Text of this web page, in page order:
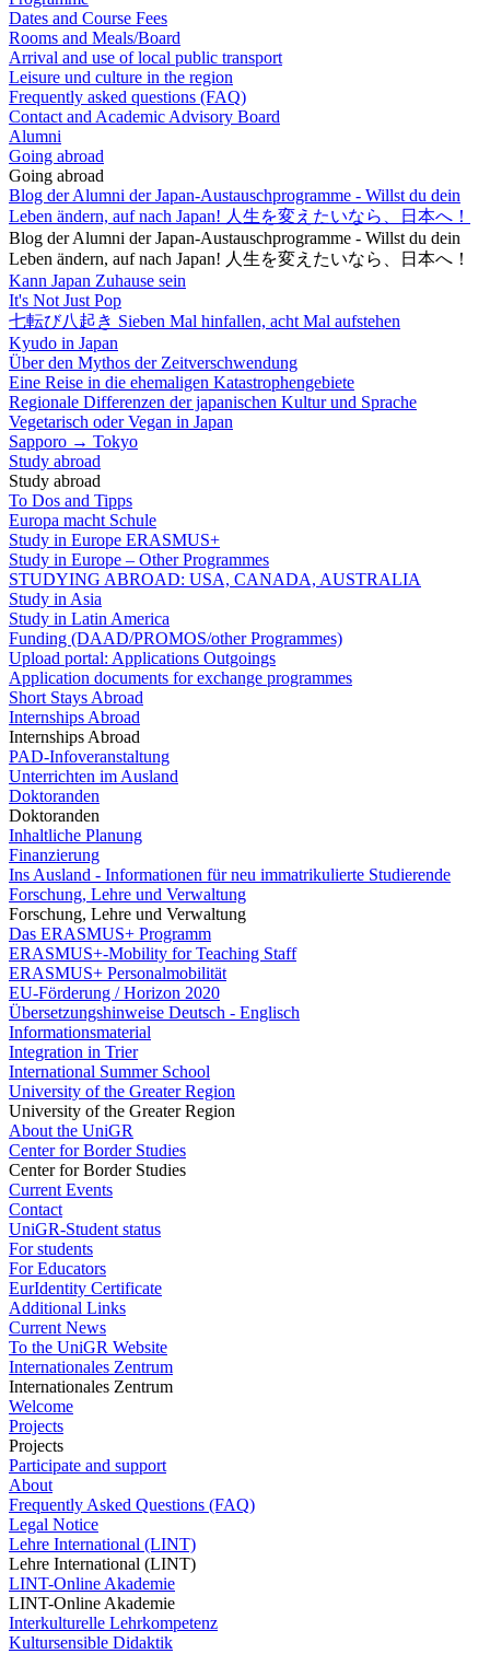
Dates and Course Fees
Rooms and Meals/Board
Arrival and use of local public transport
Leisure und culture in the region
Frequently asked questions (FAQ)
Contact and Academic Advisory Board
Alumni
Going abroad
Going abroad
Blog der Alumni der Japan-Austauschprogramme - Willst du dein
Leben ändern, auf nach Japan! 人生を変えたいなら、日本へ！
Blog der Alumni der Japan-Austauschprogramme - Willst du dein
Leben ändern, auf nach Japan! 人生を変えたいなら、日本へ！
Kann Japan Zuhause sein
It's Not Just Pop
七転び八起き Sieben Mal hinfallen, acht Mal aufstehen
Kyudo in Japan
Über den Mythos der Zeitverschwendung
Eine Reise in die ehemaligen Katastrophengebiete
Regionale Differenzen der japanischen Kultur und Sprache
Vegetarisch oder Vegan in Japan
Sapporo → Tokyo
Study abroad
Study abroad
To Dos and Tipps
Europa macht Schule
Study in Europe ERASMUS+
Study in Europe – Other Programmes
STUDYING ABROAD: USA, CANADA, AUSTRALIA
Study in Asia
Study in Latin America
Funding (DAAD/PROMOS/other Programmes)
Upload portal: Applications Outgoings
Application documents for exchange programmes
Short Stays Abroad
Internships Abroad
Internships Abroad
PAD-Infoveranstaltung
Unterrichten im Ausland
Doktoranden
Doktoranden
Inhaltliche Planung
Finanzierung
Ins Ausland - Informationen für neu immatrikulierte Studierende
Forschung, Lehre und Verwaltung
Forschung, Lehre und Verwaltung
Das ERASMUS+ Programm
ERASMUS+-Mobility for Teaching Staff
ERASMUS+ Personalmobilität
EU-Förderung / Horizon 2020
Übersetzungshinweise Deutsch - Englisch
Informationsmaterial
Integration in Trier
International Summer School
University of the Greater Region
University of the Greater Region
About the UniGR
Center for Border Studies
Center for Border Studies
Current Events
Contact
UniGR-Student status
For students
For Educators
EurIdentity Certificate
Additional Links
Current News
To the UniGR Website
Internationales Zentrum
Internationales Zentrum
Welcome
Projects
Projects
Participate and support
About
Frequently Asked Questions (FAQ)
Legal Notice
Lehre International (LINT)
Lehre International (LINT)
LINT-Online Akademie
LINT-Online Akademie
Interkulturelle Lehrkompetenz
Kultursensible Didaktik